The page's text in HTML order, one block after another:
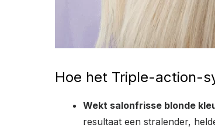
Hoe het Triple-action-
Wekt salonfrisse blonde
resultaat een stralender,